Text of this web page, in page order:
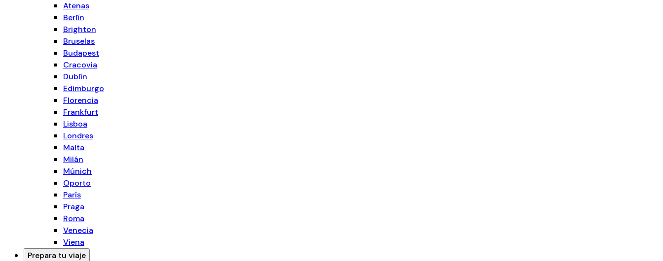
Atenas
Berlín
Brighton
Bruselas
Budapest
Cracovia
Dublín
Edimburgo
Florencia
Frankfurt
Lisboa
Londres
Malta
Milán
Múnich
Oporto
París
Praga
Roma
Venecia
Viena
Prepara tu viaje